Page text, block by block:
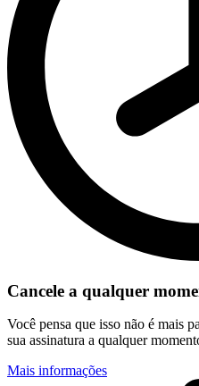
Cancele a qualquer
Você pensa que isso não é mais
sua assinatura a qualquer
Mais informações